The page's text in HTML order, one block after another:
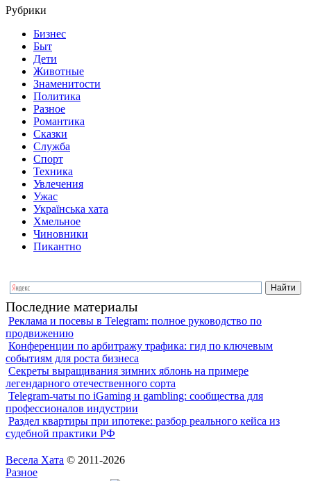
Рубрики
Бизнес
Быт
Дети
Животные
Знаменитости
Политика
Разное
Романтика
Сказки
Служба
Спорт
Техника
Увлечения
Ужас
Українська хата
Хмельное
Чиновники
Пикантно
Последние материалы
Реклама и посевы в Telegram: полное руководство по
продвижению
Конференции по арбитражу трафика: гид по ключевым
событиям для роста бизнеса
Секреты выращивания зимних яблонь на примере
легендарного отечественного сорта
Telegram-чаты по iGaming и gambling: сообщества для
профессионалов индустрии
Раздел квартиры при ипотеке: разбор реального кейса из
судебной практики РФ
Весела Хата © 2011-2026
Разное